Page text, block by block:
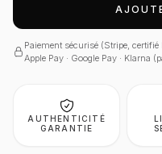
Paiement sécurisé (Stripe, certifié
Apple Pay · Google Pay · Klarna
AUTHENTICITÉ
GARANTIE